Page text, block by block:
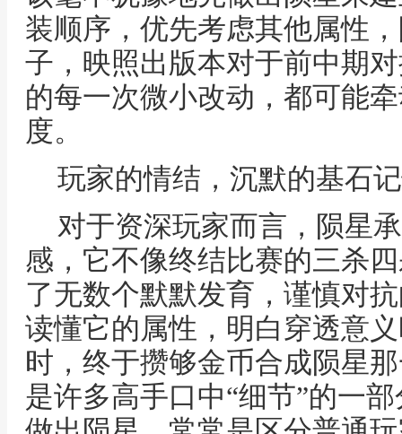
装顺序，优先考虑其他属性
子，映照出版本对于前中期
的每一次微小改动，都可能
度。
玩家的情结，沉默的基石
对于资深玩家而言，陨星
感，它不像终结比赛的三杀
了无数个默默发育，谨慎对
读懂它的属性，明白穿透意
时，终于攒够金币合成陨星
是许多高手口中“细节”的一